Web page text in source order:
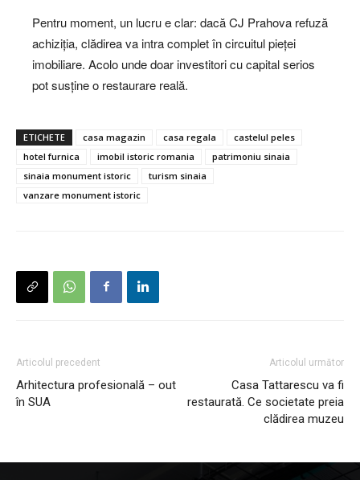
Pentru moment, un lucru e clar: dacă CJ Prahova refuză
achiziția, clădirea va intra complet în circuitul pieței
imobiliare. Acolo unde doar investitori cu capital serios
pot susține o restaurare reală.
ETICHETE casa magazin casa regala
castelul peles
hotel furnica
imobil istoric romania
patrimoniu sinaia
sinaia monument istoric
turism sinaia
vanzare monument istoric
Articolul precedent
Arhitectura profesională – out
în SUA
Articolul următor
Casa Tattarescu va fi
restaurată. Ce societate preia
clădirea muzeu